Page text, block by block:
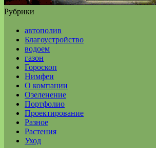
Рубрики
автополив
Благоустройство
водоем
газон
Гороскоп
Нимфеи
О компании
Озеленение
Портфолио
Проектирование
Разное
Растения
Уход